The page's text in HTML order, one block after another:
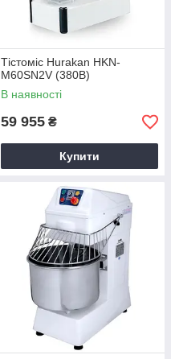
Тістоміс Hurakan HKN-
M60SN2V (380В)
В наявності
59 955 ₴
Купити